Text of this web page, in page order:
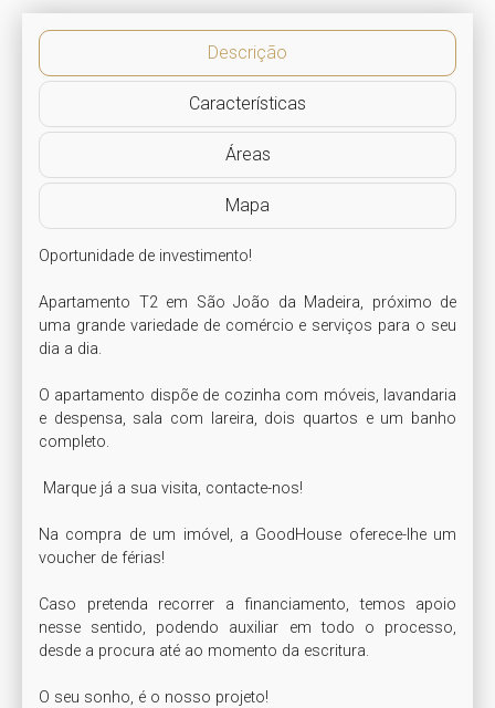
Descrição
Características
Áreas
Mapa
Oportunidade de investimento!
Apartamento T2 em São João da Madeira, próximo de
uma grande variedade de comércio e serviços para o seu
dia a dia.
O apartamento dispõe de cozinha com móveis, lavandaria
e despensa, sala com lareira, dois quartos e um banho
completo.
Na compra de um imóvel, a GoodHouse oferece-lhe um
voucher de férias!
Caso pretenda recorrer a financiamento, temos apoio
nesse sentido, podendo auxiliar em todo o processo,
desde a procura até ao momento da escritura.
O seu sonho, é o nosso projeto!